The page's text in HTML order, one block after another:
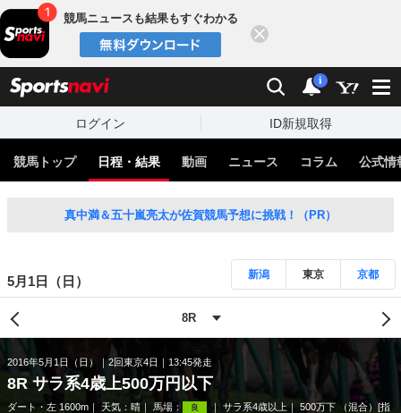
競馬ニュースも結果もすぐわかる
検索 通知
i
ログイン ID新規取得
競馬トップ 日程・結果 動画 ニュース コラム 公式情
真中満＆五十嵐亮太が佐賀競馬予想に挑戦！（PR）
5月1日（日） 新潟 東京 京都
2016年5月1日（日） 2回東京4日 13:45発走
8R サラ系4歳上500万円以下
ダート・左 1600m 天気： 晴 馬場： 良 サラ系4歳以上
500万下 （混合）[指